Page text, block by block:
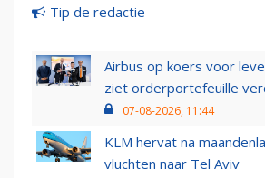
Tip de redactie
Airbus op koers voor
ziet orderportefeuille
07-08-2026, 11:44
KLM hervat na
vluchten naar Tel Aviv